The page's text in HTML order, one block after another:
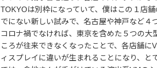
TOKYOは別枠になっていて、僕はこの１店
でにない新しい試みで、名古屋や神戸など４
コロナ禍でなければ、東京を含めた５つの
ころが往来できなくなったことで、各店舗
ィスプレイに違いが生まれることになり、と